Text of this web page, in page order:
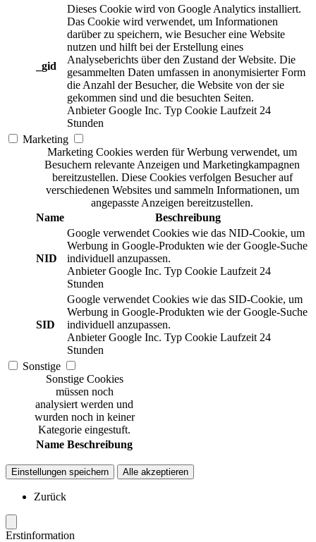
_gid
Dieses Cookie wird von Google Analytics installiert.
Das Cookie wird verwendet, um Informationen
darüber zu speichern, wie Besucher eine Website
nutzen und hilft bei der Erstellung eines
Analyseberichts über den Zustand der Website. Die
gesammelten Daten umfassen in anonymisierter Form
die Anzahl der Besucher, die Website von der sie
gekommen sind und die besuchten Seiten.
Anbieter Google Inc. Typ Cookie Laufzeit 24
Stunden
Marketing
Marketing Cookies werden für Werbung verwendet, um
Besuchern relevante Anzeigen und Marketingkampagnen
bereitzustellen. Diese Cookies verfolgen Besucher auf
verschiedenen Websites und sammeln Informationen, um
angepasste Anzeigen bereitzustellen.
Name
Beschreibung
NID
Google verwendet Cookies wie das NID-Cookie, um
Werbung in Google-Produkten wie der Google-Suche
individuell anzupassen.
Anbieter Google Inc. Typ Cookie Laufzeit 24
Stunden
SID
Google verwendet Cookies wie das SID-Cookie, um
Werbung in Google-Produkten wie der Google-Suche
individuell anzupassen.
Anbieter Google Inc. Typ Cookie Laufzeit 24
Stunden
Sonstige
Sonstige Cookies
müssen noch
analysiert werden und
wurden noch in keiner
Kategorie eingestuft.
Name Beschreibung
Einstellungen speichern Alle akzeptieren
Zurück
Erstinformation